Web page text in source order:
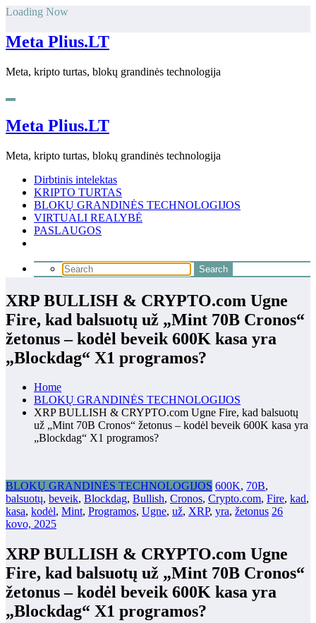
Skip
content
Loading Now
Meta Plius.LT
Meta, kripto turtas, blokų grandinės technologija
Meta Plius.LT
Meta, kripto turtas, blokų grandinės technologija
Dirbtinis intelektas
KRIPTO TURTAS
BLOKŲ GRANDINĖS TECHNOLOGIJOS
VIRTUALI REALYBĖ
PASLAUGOS
XRP BULLISH & CRYPTO.com Ugne
Fire, kad balsuotų už „Mint 70B Cronos“
žetonus – kodėl beveik 600K kasa yra
„Blockdag“ X1 programos?
Home
BLOKŲ GRANDINĖS TECHNOLOGIJOS
XRP BULLISH & CRYPTO.com Ugne Fire, kad balsuotų
už „Mint 70B Cronos“ žetonus – kodėl beveik 600K kasa yra
„Blockdag“ X1 programos?
BLOKŲ GRANDINĖS TECHNOLOGIJOS 600K, 70B,
balsuotų, beveik, Blockdag, Bullish, Cronos, Crypto.com, Fire, kad,
kasa, kodėl, Mint, Programos, Ugne, už, XRP, yra, žetonus 26
kovo, 2025
XRP BULLISH & CRYPTO.com Ugne
Fire, kad balsuotų už „Mint 70B Cronos“
žetonus – kodėl beveik 600K kasa yra
„Blockdag“ X1 programos?